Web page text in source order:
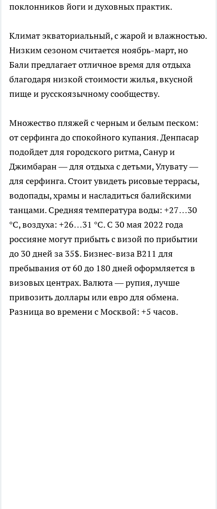
поклонников йоги и духовных практик.
Климат экваториальный, с жарой и влажностью.
Низким сезоном считается ноябрь-март, но
Бали предлагает отличное время для отдыха
благодаря низкой стоимости жилья, вкусной
пище и русскоязычному сообществу.
Множество пляжей с черным и белым песком:
от серфинга до спокойного купания. Денпасар
подойдет для городского ритма, Санур и
Джимбаран — для отдыха с детьми, Улувату —
для серфинга. Стоит увидеть рисовые террасы,
водопады, храмы и насладиться балийскими
танцами. Средняя температура воды: +27…30
°C, воздуха: +26…31 °C. С 30 мая 2022 года
россияне могут прибыть с визой по прибытии
до 30 дней за 35$. Бизнес-виза B211 для
пребывания от 60 до 180 дней оформляется в
визовых центрах. Валюта — рупия, лучше
привозить доллары или евро для обмена.
Разница во времени с Москвой: +5 часов.